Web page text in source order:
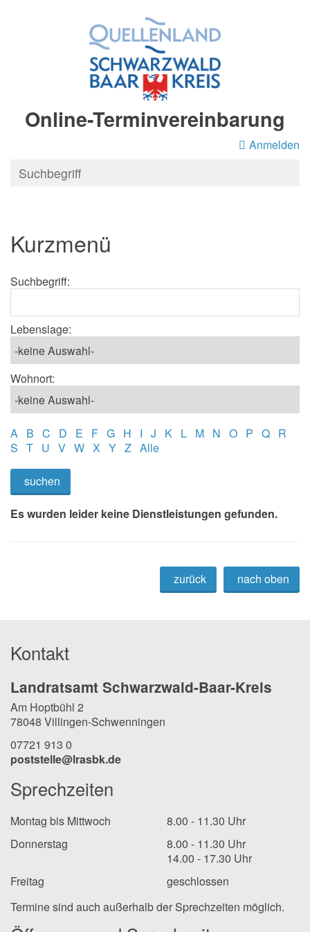
Online-Terminvereinbarung
Anmelden
Kurzmenü
Suchbegriff:
Lebenslage:
Wohnort:
A B C D E F G H I J K L M N O P Q R
S T U V W X Y Z Alle
suchen
Es wurden leider keine Dienstleistungen gefunden.
nach oben
zurück
Kontakt
Landratsamt Schwarzwald-Baar-Kreis
Am Hoptbühl 2
78048 Villingen-Schwenningen
07721 913 0
poststelle@lrasbk.de
Sprechzeiten
Montag bis Mittwoch
8.00 - 11.30 Uhr
Donnerstag
8.00 - 11.30 Uhr
14.00 - 17.30 Uhr
Freitag
geschlossen
Termine sind auch außerhalb der Sprechzeiten möglich.